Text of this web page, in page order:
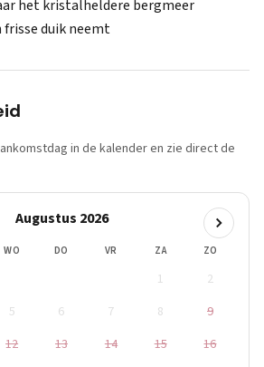
het kristalheldere bergmeer
frisse duik neemt
in de kalender en zie direct de
Augustus 2026
WO DO VR ZA ZO
1
2
5 6 7 8
9
12 13 14 15
16